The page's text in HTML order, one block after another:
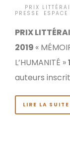
PRIX
PRESSE
ESPACE
PRIX
2019 «
L’HUMANITÉ »
auteurs
LIRE LA SUITE